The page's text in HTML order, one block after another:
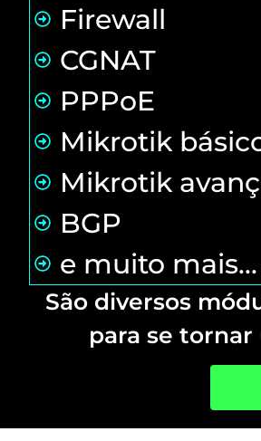
Firewall
CGNAT
PPPoE
Mikrotik
Mikrotik
BGP
e muito mais...
São diversos
para se tornar